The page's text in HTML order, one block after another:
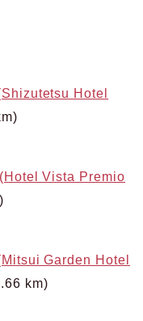
Hotel
Vista Premio
Garden Hotel
km)